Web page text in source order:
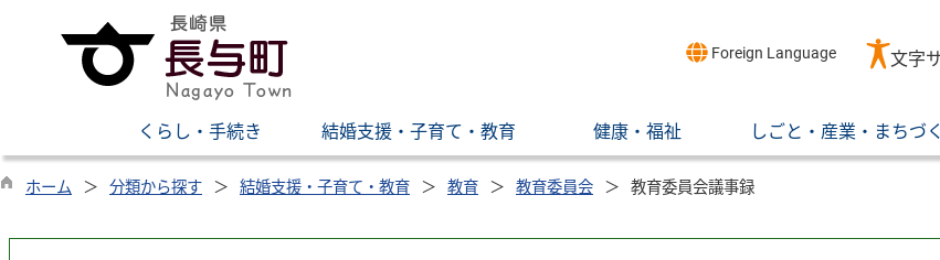
Foreign Language 文字
くらし・手続き 結婚支援・子育て・教育 健康・福祉 しごと・産業・まちづ
ホーム 分類から探す 結婚支援・子育て・教育 教育 教育委員会 教育委員会議事録